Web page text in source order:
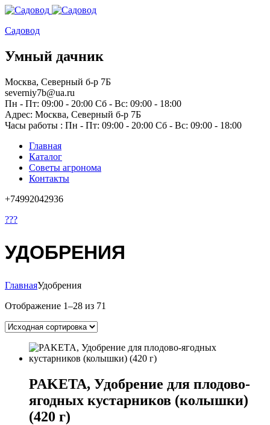
Садовод
Умный дачник
Москва, Северный б-р 7Б
severniy7b@ua.ru
Пн - Пт: 09:00 - 20:00 Сб - Вс: 09:00 - 18:00
Адрес: Москва, Северный б-р 7Б
Часы работы : Пн - Пт: 09:00 - 20:00 Сб - Вс: 09:00 - 18:00
Главная
Каталог
Советы агронома
Контакты
+74992042936
???
УДОБРЕНИЯ
ГлавнаяУдобрения
Отображение 1–28 из 71
PAKETA, Удобрение для плодово-
ягодных кустарников (колышки)
(420 г)